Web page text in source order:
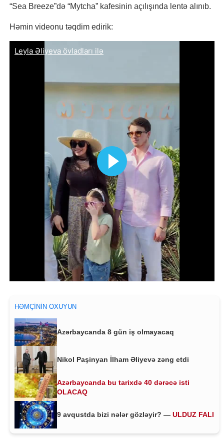
“Sea Breeze”də “Mytcha” kafesinin açılışında lentə alınıb.
Həmin videonu təqdim edirik:
HƏMÇININ OXUYUN
Azərbaycanda 8 gün iş olmayacaq
Nikol Paşinyan İlham Əliyevə zəng etdi
Azərbaycanda bu tarixdə 40 dərəcə isti
OLACAQ
9 avqustda bizi nələr gözləyir? — ULDUZ FALI